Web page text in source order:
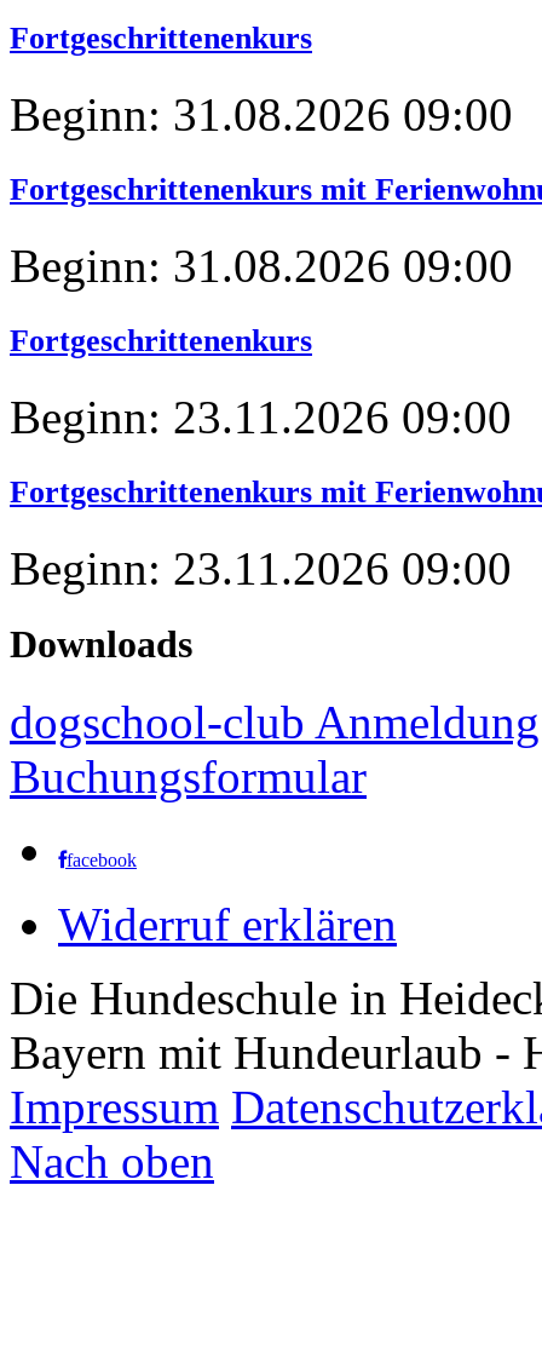
Fortgeschrittenenkurs
Beginn: 31.08.2026 09:00
Fortgeschrittenenkurs mit
Beginn: 31.08.2026 09:00
Fortgeschrittenenkurs
Beginn: 23.11.2026 09:00
Fortgeschrittenenkurs mit
Beginn: 23.11.2026 09:00
Downloads
dogschool-club Anmeldung
Buchungsformular
facebook
Widerruf erklären
Die Hundeschule in
Bayern mit Hundeurlaub -
Impressum
Nach oben